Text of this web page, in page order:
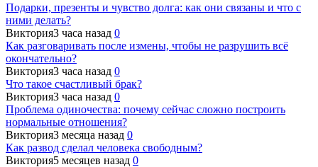
Подарки, презенты и чувство долга: как они связаны и что с
ними делать?
Виктория3 часа назад 0
Как разговаривать после измены, чтобы не разрушить всё
окончательно?
Виктория3 часа назад 0
Что такое счастливый брак?
Виктория3 часа назад 0
Проблема одиночества: почему сейчас сложно построить
нормальные отношения?
Виктория3 месяца назад 0
Как развод сделал человека свободным?
Виктория5 месяцев назад 0